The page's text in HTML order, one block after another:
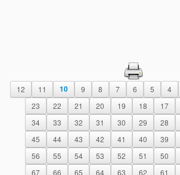
4
5
6
7
8
9
10
11
12
17
18
19
20
21
22
23
28
29
30
31
32
33
34
39
40
41
42
43
44
45
50
51
52
53
54
55
56
61
62
63
64
65
66
67